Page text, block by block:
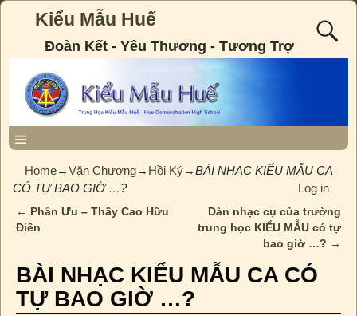
Kiểu Mẫu Huế
Đoàn Kết - Yêu Thương - Tương Trợ
Home→Văn Chương→ Hồi Ký→BÀI NHẠC KIỂU MẪU CA
CÓ TỰ BAO GIỜ …?
Log in
Post navigation
← Phân Ưu – Thầy Cao Hữu
Điền
Dàn nhạc cụ của trường
trung học KIỂU MẪU có tự
bao giờ …? →
BÀI NHẠC KIỂU MẪU CA CÓ
TỰ BAO GIỜ …?